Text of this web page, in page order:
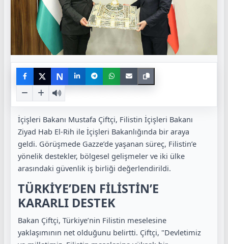
N
İçişleri Bakanı Mustafa Çiftçi, Filistin İçişleri Bakanı
Ziyad Hab El-Rih ile İçişleri Bakanlığında bir araya
geldi. Görüşmede Gazze’de yaşanan süreç, Filistin’e
yönelik destekler, bölgesel gelişmeler ve iki ülke
arasındaki güvenlik iş birliği değerlendirildi.
TÜRKİYE’DEN FİLİSTİN’E
KARARLI DESTEK
Bakan Çiftçi, Türkiye’nin Filistin meselesine
yaklaşımının net olduğunu belirtti. Çiftçi, "Devletimiz